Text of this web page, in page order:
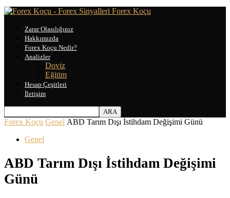
Forex Koçu
Zarar Olasılığınız
Hakkımızda
Forex Koçu Nedir?
Analizler
Doviz
Eğitim
Hesap Çeşitleri
İletişim
Forex Koçu Genel ABD Tarım Dışı İstihdam Değişimi Günü
Genel
ABD Tarım Dışı İstihdam Değişimi
Günü